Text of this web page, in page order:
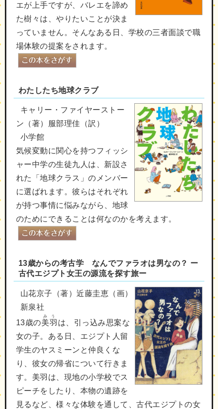
エが上手ですが、バレエを諦め
た樹々は、やりたいことが決ま
っていません。そんなある日、学校の三者面談で職
場体験の提案をされます。
わたしたち地球クラブ
キャリー・ファイヤーストー
ン（著）服部理佳（訳）
小学館
気候変動に関心を持つフィッシ
ャー中学の生徒九人は、新設さ
れた「地球クラス」のメンバー
に選ばれます。彼らはそれぞれ
が持つ事情に悩みながら、地球
のためにできることは何なのかを考えます。
13歳からの考古学 なんでファラオは男なの？ ー
古代エジプト女王の源流を探す旅ー
山花京子（著）近藤圭恵（画）
新泉社
13歳の美羽
みう
は、引っ込み思案な
女の子。ある日、エジプト人留
学生のヤスミーンと仲良くな
り、彼女の帰省について行きま
す。美羽は、現地の小学校でス
ピーチをしたり、本物の遺跡を
見るなど、様々な体験を通して、古代エジプトの女